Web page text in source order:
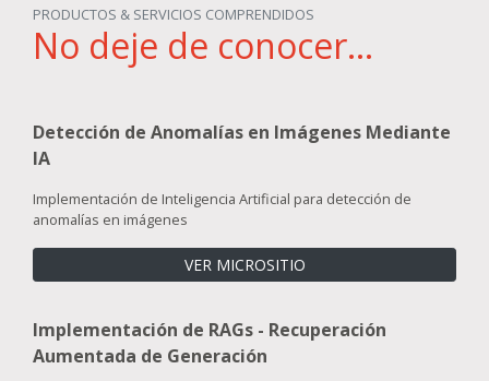
PRODUCTOS & SERVICIOS COMPRENDIDOS
No deje de conocer...
Detección de Anomalías en Imágenes Mediante
IA
Implementación de Inteligencia Artificial para detección de
anomalías en imágenes
VER MICROSITIO
Implementación de RAGs - Recuperación
Aumentada de Generación